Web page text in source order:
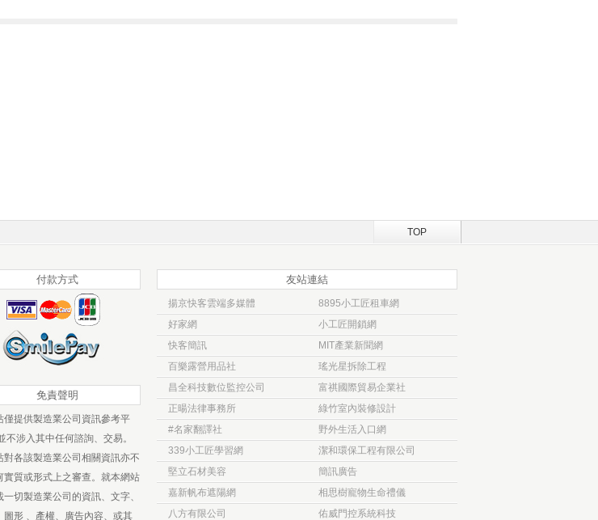
TOP
付款方式
免責聲明
僅提供製造業公司資訊參考平
不涉入其中任何諮詢、交易。
對各該製造業公司相關資訊亦不
實質或形式上之審查。就本網站
一切製造業公司的資訊、文字、
圖形 、產權、廣告內容、或其
友站連結
揚京快客雲端多媒體
8895小工匠租車網
好家網
小工匠開鎖網
快客簡訊
MIT產業新聞網
百樂露營用品社
瑤光星拆除工程
昌全科技數位監控公司
富祺國際貿易企業社
正暘法律事務所
綠竹室內裝修設計
#名家翻譯社
野外生活入口網
339小工匠學習網
潔和環保工程有限公司
堅立石材美容
簡訊廣告
嘉新帆布遮陽網
相思樹寵物生命禮儀
八方有限公司
佑威門控系統科技